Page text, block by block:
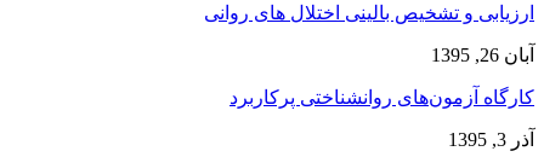
ارزیابی و تشخیص بالینی اختلال های روانی
آبان 26, 1395
کارگاه آزمون‌های روانشناختی پرکاربرد
آذر 3, 1395